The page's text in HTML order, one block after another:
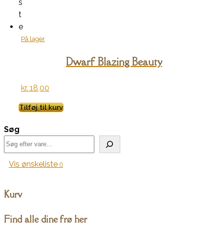
s
t
e
På lager
Dwarf Blazing Beauty
kr. 18,00
Tilføj til kurv
Søg
Vis ønskeliste
Kurv
Find alle dine frø her